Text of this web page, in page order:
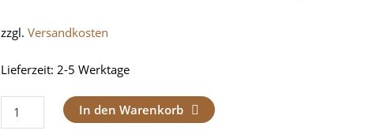
zzgl.Versandkosten
Lieferzeit:2-5 Werktage
Schließzylinder
/
In den Warenkorb